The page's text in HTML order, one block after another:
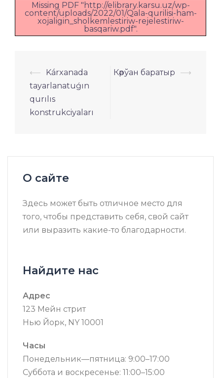
Missing PDF "http://elibrary.karsu.uz/wp-
content/uploads/2022/01/Qala-qurilisi-ham-
xojaligin_sholkemlestiriw-rejelestiriw-
basqariw.pdf".
Навигация
по
записям
⟵
Kárxanada
tayarlanatuǵın
qurılıs
konstrukciyaları
Кәрўан баратыр ⟶
О сайте
Здесь может быть отличное место для
того, чтобы представить себя, свой сайт
или выразить какие-то благодарности.
Найдите нас
Адрес
123 Мейн стрит
Нью Йорк, NY 10001
Часы
Понедельник—пятница: 9:00–17:00
Суббота и воскресенье: 11:00–15:00